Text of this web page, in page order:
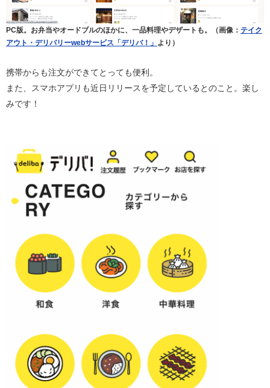
PC版。お弁当やオードブルのほかに、一品料理やデザートも。（画像： テイク
アウト・デリバリーwebサービス「デリバ！」
より）
携帯からも注文ができてとっても便利。
また、スマホアプリも近日リリースを予定しているとのこと。楽し
みです！